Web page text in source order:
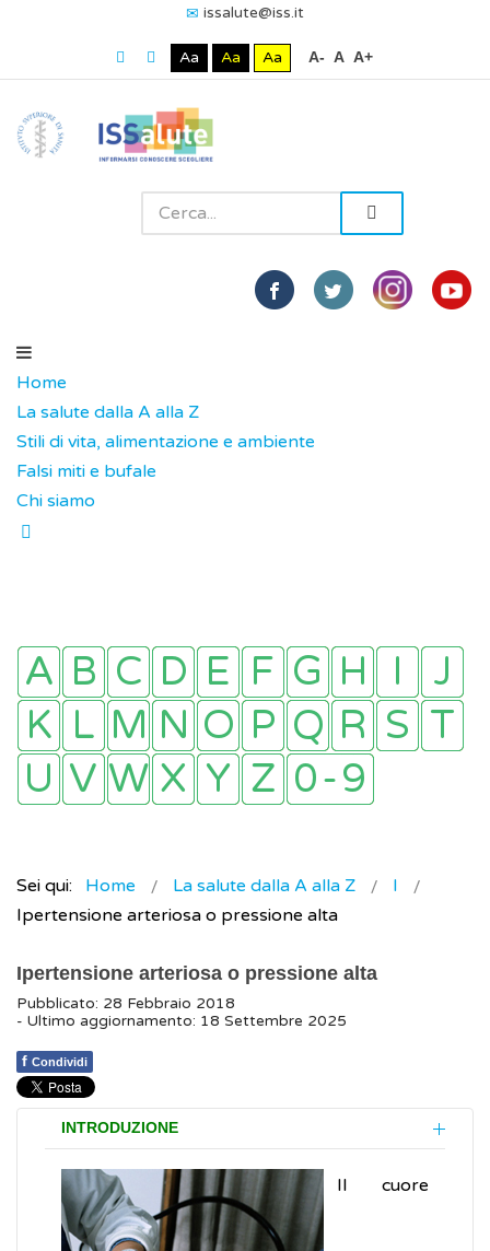
issalute@iss.it
Aa Aa Aa A- A A+
Home
La salute dalla A alla Z
Stili di vita, alimentazione e ambiente
Falsi miti e bufale
Chi siamo
Sei qui: Home La salute dalla A alla Z
I
Ipertensione arteriosa o pressione alta
Ipertensione arteriosa o pressione alta
Pubblicato: 28 Febbraio 2018
- Ultimo aggiornamento: 18 Settembre 2025
f Condividi
INTRODUZIONE
Il cuore